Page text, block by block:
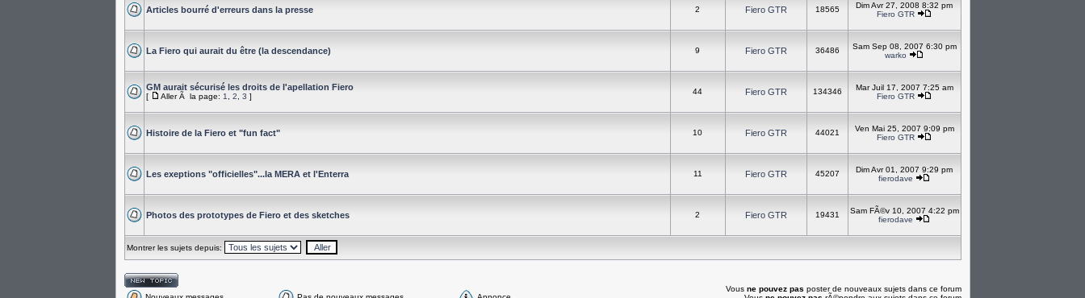
Articles bourré d'erreurs dans la presse 2 Fiero GTR 18565
Dim Avr 27, 2008 8:32 pm
Fiero GTR
La Fiero qui aurait du être (la descendance) 9 Fiero GTR 36486
Sam Sep 08, 2007 6:30 pm
warko
GM aurait sécurisé les droits de l'apellation Fiero
[ Aller Ã la page: 1 2 3 ]
44 Fiero GTR 134346
Mar Juil 17, 2007 7:25 am
Fiero GTR
Histoire de la Fiero et "fun fact" 10 Fiero GTR 44021
Ven Mai 25, 2007 9:09 pm
Fiero GTR
Les exeptions "officielles"...la MERA et l'Enterra 11 Fiero GTR 45207
Dim Avr 01, 2007 9:29 pm
fierodave
Photos des prototypes de Fiero et des sketches 2 Fiero GTR 19431
Sam FÃ©v 10, 2007 4:22 pm
fierodave
Montrer les sujets depuis:
Vous ne pouvez pas poster de nouveaux sujets dans ce forum